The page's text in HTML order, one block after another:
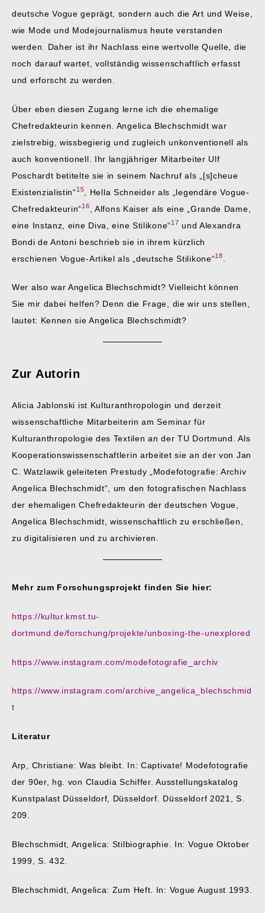
deutsche Vogue geprägt, sondern auch die Art und Weise,
wie Mode und Modejournalismus heute verstanden
werden. Daher ist ihr Nachlass eine wertvolle Quelle, die
noch darauf wartet, vollständig wissenschaftlich erfasst
und erforscht zu werden.
Über eben diesen Zugang lerne ich die ehemalige
Chefredakteurin kennen. Angelica Blechschmidt war
zielstrebig, wissbegierig und zugleich unkonventionell als
auch konventionell. Ihr langjähriger Mitarbeiter Ulf
Poschardt betitelte sie in seinem Nachruf als „[s]cheue
Existenzialistin“15
, Hella Schneider als „legendäre Vogue-
Chefredakteurin“16
, Alfons Kaiser als eine „Grande Dame,
eine Instanz, eine Diva, eine Stilikone“17 und Alexandra
Bondi de Antoni beschrieb sie in ihrem kürzlich
erschienen Vogue-Artikel als „deutsche Stilikone“18
Wer also war Angelica Blechschmidt? Vielleicht können
Sie mir dabei helfen? Denn die Frage, die wir uns stellen,
lautet: Kennen sie Angelica Blechschmidt?
Zur Autorin
Alicia Jablonski ist Kulturanthropologin und derzeit
wissenschaftliche Mitarbeiterin am Seminar für
Kulturanthropologie des Textilen an der TU Dortmund. Als
Kooperationswissenschaftlerin arbeitet sie an der von Jan
C. Watzlawik geleiteten Prestudy „Modefotografie: Archiv
Angelica Blechschmidt“, um den fotografischen Nachlass
der ehemaligen Chefredakteurin der deutschen Vogue,
Angelica Blechschmidt, wissenschaftlich zu erschließen,
zu digitalisieren und zu archivieren.
Mehr zum Forschungsprojekt finden Sie hier:
https://kultur.kmst.tu-
dortmund.de/forschung/projekte/unboxing-the-unexplored
https://www.instagram.com/modefotografie_archiv
https://www.instagram.com/archive_angelica_blechschmid
t
Literatur
Arp, Christiane: Was bleibt. In: Captivate! Modefotografie
der 90er, hg. von Claudia Schiffer. Ausstellungskatalog
Kunstpalast Düsseldorf, Düsseldorf. Düsseldorf 2021, S.
209.
Blechschmidt, Angelica: Stilbiographie. In: Vogue Oktober
1999, S. 432.
Blechschmidt, Angelica: Zum Heft. In: Vogue August 1993.